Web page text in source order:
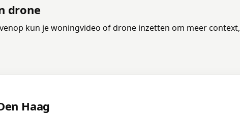
drone
kun je woningvideo of drone inzetten om meer context,
Haag